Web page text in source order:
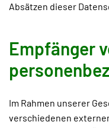
Absätzen dieser
Empfänger
Im Rahmen unserer
verschiedenen